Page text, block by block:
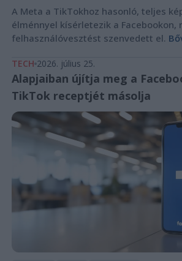
A Meta a TikTokhoz hasonló, teljes
élménnyel kísérletezik a Facebookon,
felhasználóvesztést szenvedett el.
TECH 2026. július 25.
Alapjaiban újítja meg a
TikTok receptjét másolja